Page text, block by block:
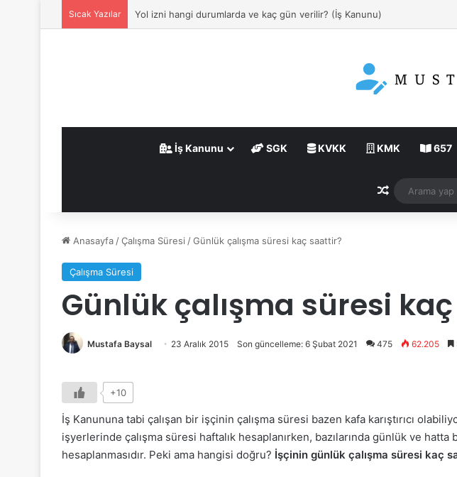
Sıcak Yazılar Metrekareye göre aidat olur mu?
İş Kanunu SGK KVKK KMK 657
Rastgele
Anasayfa /Çalışma Süresi /Günlük çalışma süresi kaç saattir?
Çalışma Süresi
Günlük çalışma süresi
Mustafa Baysal 23 Aralık 2015 Son güncelleme: 6 Şubat 2021 475 62.205
+10
İş Kanununa tabi çalışan bir işçinin çalışma süresi bazen kafa karıştırıcı
işyerlerinde çalışma süresi haftalık hesaplanırken, bazılarında günlük ve hatta
hesaplanmasıdır. Peki ama hangisi doğru? İşçinin günlük çalışma süresi kaç